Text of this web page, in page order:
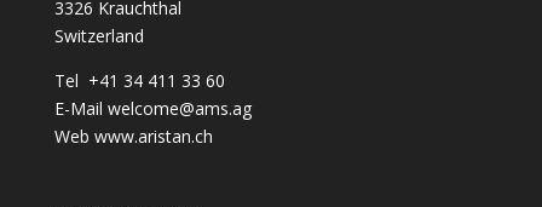
3326 Krauchthal
Switzerland
Tel +41 34 411 33 60
E-Mail welcome@ams.ag
Web www.aristan.ch